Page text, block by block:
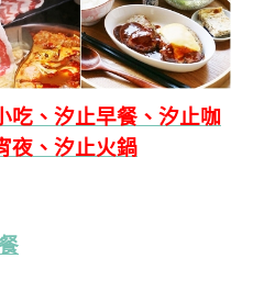
吃、汐止早餐、汐止咖
夜、汐止火鍋